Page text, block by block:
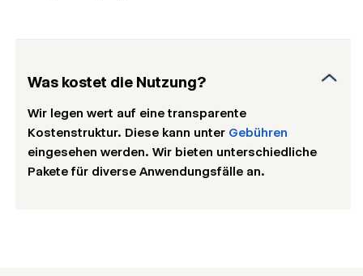
Was kostet die Nutzung?
Wir legen wert auf eine transparente
Kostenstruktur. Diese kann unter Gebühren
eingesehen werden. Wir bieten unterschiedliche
Pakete für diverse Anwendungsfälle an.